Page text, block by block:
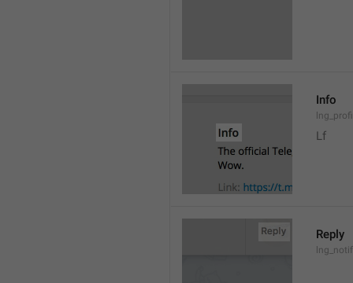
Info
Lf
Reply